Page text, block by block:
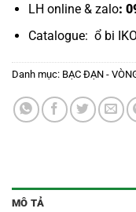
LH online & zalo:
Catalogue: ổ bi IKO
Danh mục: BẠC ĐẠN -
MÔ TẢ